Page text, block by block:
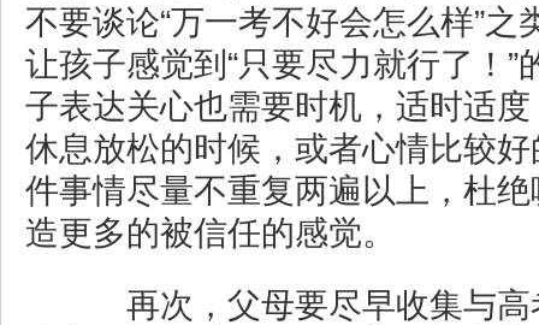
不要谈论“万一考不好会怎么样”之
让孩子感觉到“只要尽力就行了！”
子表达关心也需要时机，适时适
休息放松的时候，或者心情比较
件事情尽量不重复两遍以上，杜
造更多的被信任的感觉。
再次，父母要尽早收集与高